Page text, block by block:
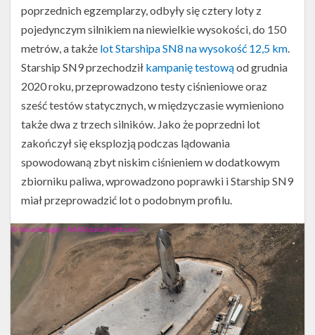
SN9
podczas
obrotu
przed
(Źródło:
Jack
Beyer
NSF,
NASASpaceFlight.com)
poprzednich egzemplarzy, odbyły się cztery loty z
pojedynczym silnikiem na niewielkie wysokości, do 150
metrów, a także lot Starshipa SN8 na wysokość 12,5 km
Starship SN9 przechodził kampanię testowąod grudnia
2020 roku, przeprowadzono testy ciśnieniowe oraz
sześć testów statycznych, w międzyczasie wymieniono
także dwa z trzech silników. Jako że poprzedni lot
zakończył się eksplozją podczas lądowania
spowodowaną zbyt niskim ciśnieniem w dodatkowym
zbiorniku paliwa, wprowadzono poprawki i Starship SN9
miał przeprowadzić lot o podobnym profilu.